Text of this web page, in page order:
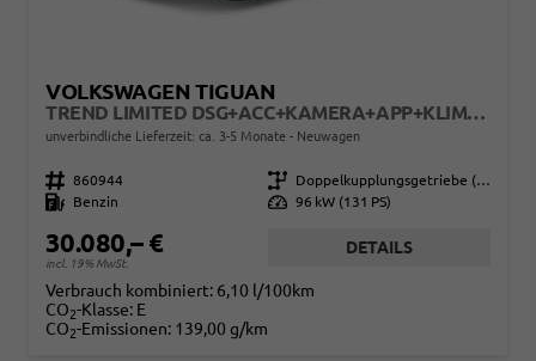
VOLKSWAGEN TIGUAN
TREND LIMITED DSG+ACC+KAMERA+APP+KLIMA+LED+17" LM
unverbindliche Lieferzeit: ca. 3-5 Monate Neuwagen
Fahrzeugnr. 860944 Getriebe
Doppelkupplungsgetriebe (DSG)
Kraftstoff
Benzin Leistung 96 kW (131 PS)
30.080,– €
incl. 19% MwSt.
DETAILS
Verbrauch kombiniert: 6,10 l/100km
CO2-Klasse: E
CO2-Emissionen: 139,00 g/km